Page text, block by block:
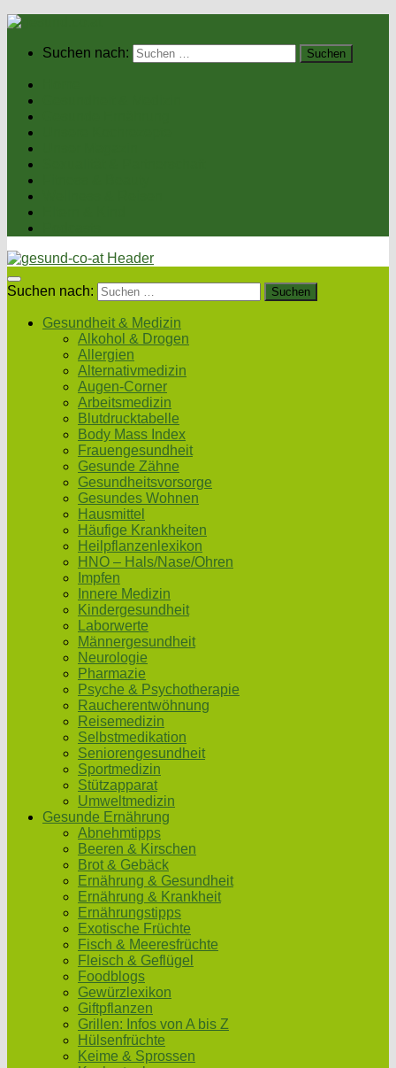
Suchen nach:
Suchen nach:
Gesundheit & Medizin
Alkohol & Drogen
Allergien
Alternativmedizin
Augen-Corner
Arbeitsmedizin
Blutdrucktabelle
Body Mass Index
Frauengesundheit
Gesunde Zähne
Gesundheitsvorsorge
Gesundes Wohnen
Hausmittel
Häufige Krankheiten
Heilpflanzenlexikon
HNO – Hals/Nase/Ohren
Impfen
Innere Medizin
Kindergesundheit
Laborwerte
Männergesundheit
Neurologie
Pharmazie
Psyche & Psychotherapie
Raucherentwöhnung
Reisemedizin
Selbstmedikation
Seniorengesundheit
Sportmedizin
Stützapparat
Umweltmedizin
Gesunde Ernährung
Abnehmtipps
Beeren & Kirschen
Brot & Gebäck
Ernährung & Gesundheit
Ernährung & Krankheit
Ernährungstipps
Exotische Früchte
Fisch & Meeresfrüchte
Fleisch & Geflügel
Foodblogs
Gewürzlexikon
Giftpflanzen
Grillen: Infos von A bis Z
Hülsenfrüchte
Keime & Sprossen